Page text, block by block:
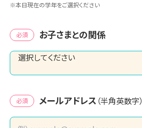
※本日現在の学年をご選択ください
必須 お子さまとの関係
必須 メールアドレス （半角英数字）